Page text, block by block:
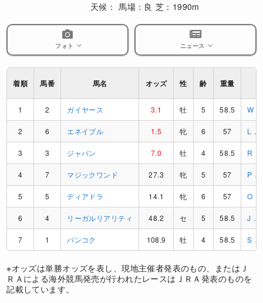
天候： 馬場：良 芝：1990m
フォト ニュース
着順 馬番 馬名 オッズ 性 齢 重量
1 2 ガイヤース 3.1 牡 5 58.5 W
2 6 エネイブル 1.5 牝 6 57 L．
3 3 ジャパン 7.0 牡 4 58.5 R．
4 7 マジックワンド 27.3 牝 5 57 P．
5 5 ディアドラ 14.1 牝 6 57 O．
6 4 リーガルリアリティ 48.2 セ 5 58.5 J．
7 1 バンコク 108.9 牡 4 58.5 S．
※オッズは単勝オッズを表し、現地主催者発表のもの、またはＪ
ＲＡによる海外競馬発売が行われたレースはＪＲＡ発表のものを
記載しています。